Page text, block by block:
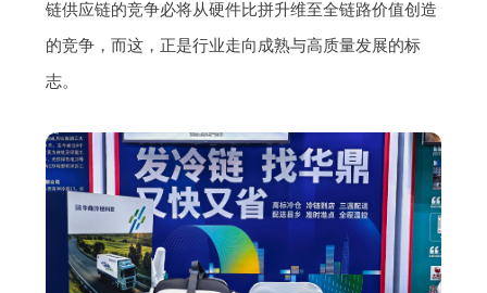
链供应链的竞争必将从硬件比拼升维至全链路价值创造
的竞争，而这，正是行业走向成熟与高质量发展的标
志。